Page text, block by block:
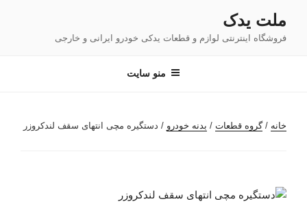
محتوا
ملت یدک
فروشگاه اینترنتی لوازم و قطعات یدکی خودرو ایرانی و خارجی
منو سایت
خانه /گروه قطعات / بدنه خودرو / دستگیره مچی انتهای سقف لندکروزر